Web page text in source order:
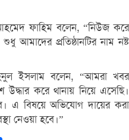
ফাহিম বলেন, “নিউজ করে
আমাদের প্রতিষ্ঠানটির নাম নষ্ট
ইসলাম বলেন, “আমরা খবর
উদ্ধার করে থানায় নিয়ে এসেছি।
এ বিষয়ে অভিযোগ দায়ের করা
নেওয়া হবে।”